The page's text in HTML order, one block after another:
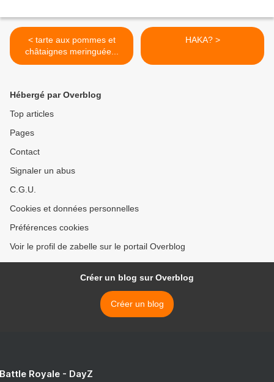
< tarte aux pommes et
châtaignes meringuée...
HAKA? >
Hébergé par Overblog
Top articles
Pages
Contact
Signaler un abus
C.G.U.
Cookies et données personnelles
Préférences cookies
Voir le profil de zabelle sur le portail Overblog
Créer un blog sur Overblog
Créer un blog
Royale - DayZ